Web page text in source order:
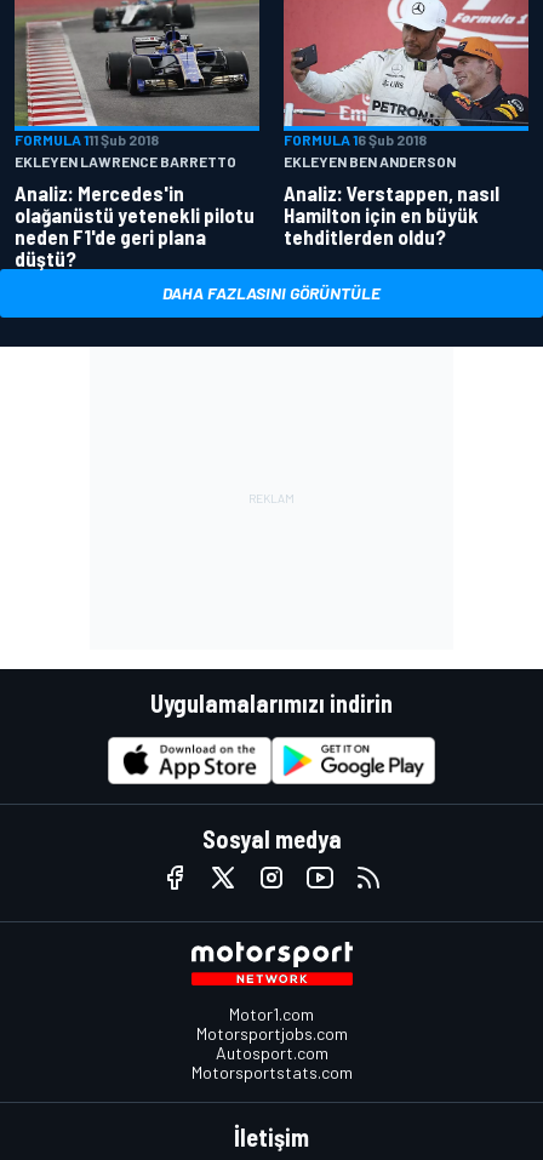
FORMULA 111 Şub 2018
EKLEYEN LAWRENCE BARRETTO
Analiz: Mercedes'in
olağanüstü yetenekli pilotu
neden F1'de geri plana
düştü?
FORMULA 16 Şub 2018
EKLEYEN BEN ANDERSON
Analiz: Verstappen, nasıl
Hamilton için en büyük
tehditlerden oldu?
DAHA FAZLASINI GÖRÜNTÜLE
Uygulamalarımızı indirin
Sosyal medya
Motor1.com
Motorsportjobs.com
Autosport.com
Motorsportstats.com
İletişim